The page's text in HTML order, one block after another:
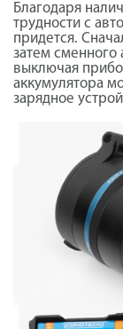
Благодаря
трудности с
придется.
затем сменного
выключая
аккумулятора
зарядное